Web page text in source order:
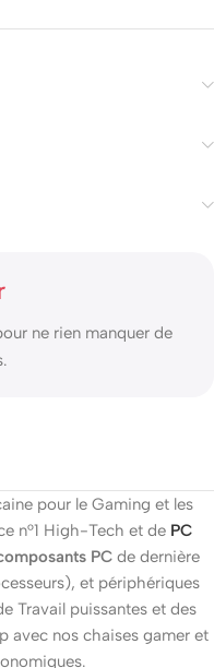
ne rien manquer de
pour le Gaming et les
n°1 High-Tech et de PC
PCde dernière
et périphériques
Travail puissantes et des
avec nos chaises gamer et